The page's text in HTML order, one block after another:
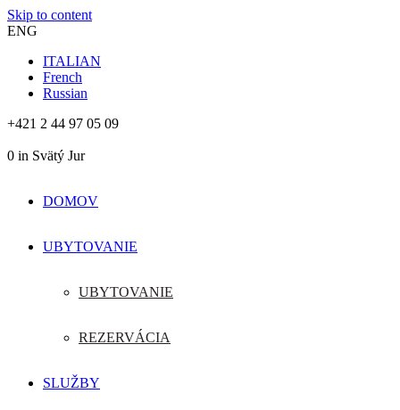
Skip to content
ENG
ITALIAN
French
Russian
+421 2 44 97 05 09
0 in Svätý Jur
DOMOV
UBYTOVANIE
UBYTOVANIE
REZERVÁCIA
SLUŽBY